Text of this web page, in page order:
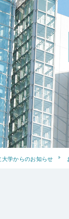
学からのお知らせ